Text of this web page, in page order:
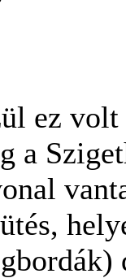
ez volt
a